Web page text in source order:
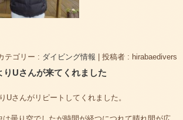
テゴリー : ダイビング情報 投稿者 : hirabaedivers
りUさんが来てくれました
さんがリピートしてくれました。